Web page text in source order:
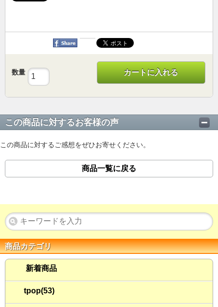
数量 カートに入れる
この商品に対するお客様の声
この商品に対するご感想をぜひお寄せください。
商品一覧に戻る
商品カテゴリ
新着商品
tpop(53)